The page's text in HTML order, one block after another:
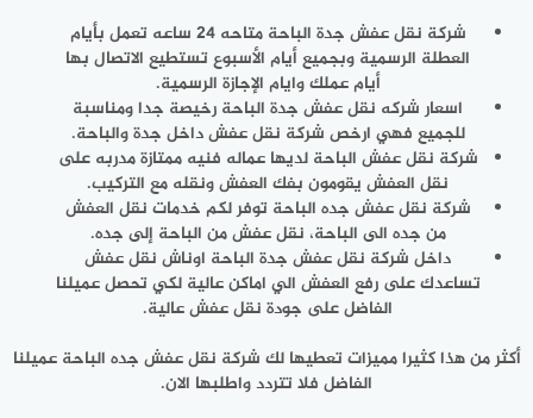
شركة نقل عفش جدة الباحة متاحه 24 ساعه تعمل بأيام
العطلة الرسمية وبجميع أيام الأسبوع تستطيع الاتصال بها
أيام عملك وايام الإجازة الرسمية.
اسعار شركه نقل عفش جدة الباحة رخيصة جدا ومناسبة
للجميع فهي ارخص شركة نقل عفش داخل جدة والباحة.
شركة نقل عفش الباحة لديها عماله فنيه ممتازة مدربه على
نقل العفش يقومون بفك العفش ونقله مع التركيب.
شركة نقل عفش جده الباحة توفر لكم خدمات نقل العفش
من جده الى الباحة، نقل عفش من الباحة إلى جده.
داخل شركة نقل عفش جدة الباحة اوناش نقل عفش
تساعدك على رفع العفش الي اماكن عالية لكي تحصل عميلنا
الفاضل على جودة نقل عفش عالية.
أكثر من هذا كثيرا مميزات تعطيها لك شركة نقل عفش جده الباحة عميلنا
الفاضل فلا تتردد واطلبها الان.